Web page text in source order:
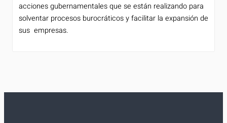
acciones gubernamentales que se están realizando para
solventar procesos burocráticos y facilitar la expansión de
sus empresas.